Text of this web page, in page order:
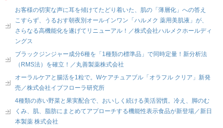
お客様の切実な声に耳を傾けてたどり着いた、肌の「薄層化」への答え
こすらず、うるおす朝夜別オールインワン「ハルメク 薬用美肌液」が、
さらなる高機能化を遂げてリニューアル！／株式会社ハルメクホールディ
ングス
ブラックジンジャー成分6種を「1種類の標準品」で同時定量！新分析法
（RMS法）を確立！／丸善製薬株式会社
オーラルケアと腸活を1粒で。Wケアチュアブル「オラフル クリア」新発
売／株式会社イブフローラ研究所
4種類の赤い野菜と果実配合で、おいしく続ける美活習慣。冷え、脚のむ
くみ、肌、脂肪にまとめてアプローチする機能性表示食品が新登場／新日
本製薬 株式会社